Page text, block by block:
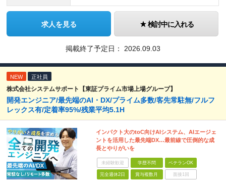
求人を見る 検討中に入れる
掲載終了予定日： 2026.09.03
NEW 正社員
株式会社システムサポート【東証プライム市場上場グループ】
開発エンジニア/最先端のAI・DX/プライム多数/客先常駐無/フルフ
レックス有/定着率95%/残業平均5.1H
インパクト大のtoC向けAIシステム、AIエージェ
ントを活用した最先端DX…最前線で圧倒的な成
長とやりがいを
未経験歓迎 学歴不問 ベテランOK
完全週休2日 賞与複数月 面接1回